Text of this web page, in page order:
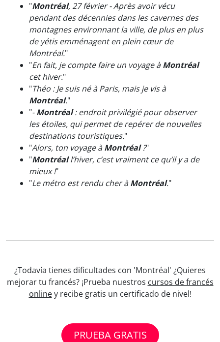
"Montréal, 27 février - Après avoir vécu
pendant des décennies dans les cavernes des
montagnes environnant la ville, de plus en plus
de yétis emménagent en plein cœur de
Montréal."
"En fait, je compte faire un voyage àMontréal
cet hiver."
"Théo : Je suis né à Paris, mais je vis à
Montréal."
"-Montréal: endroit privilégié pour observer
les étoiles, qui permet de repérer de nouvelles
destinations touristiques."
"Alors, ton voyage àMontréal?"
"Montréall’hiver, c’est vraiment ce qu’il y a de
mieux !"
"Le métro est rendu cher àMontréal."
¿Todavía tienes dificultades con 'Montréal' ¿Quieres
mejorar tu francés? ¡Prueba nuestros cursos de francés
onliney recibe gratis un certificado de nivel!
PRUEBA GRATIS